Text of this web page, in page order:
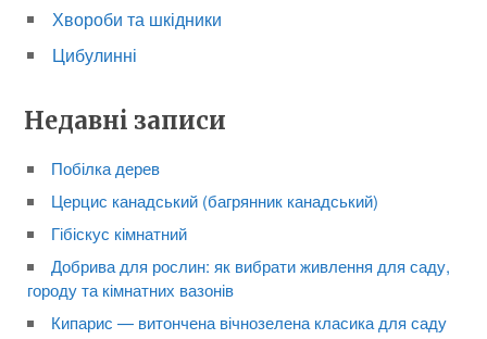
Хвороби та шкідники
Цибулинні
Недавні записи
Побілка дерев
Церцис канадський (багрянник канадський)
Гібіскус кімнатний
Добрива для рослин: як вибрати живлення для саду,
городу та кімнатних вазонів
Кипарис — витончена вічнозелена класика для саду